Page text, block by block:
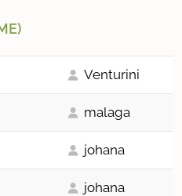
Venturini
malaga
johana
johana